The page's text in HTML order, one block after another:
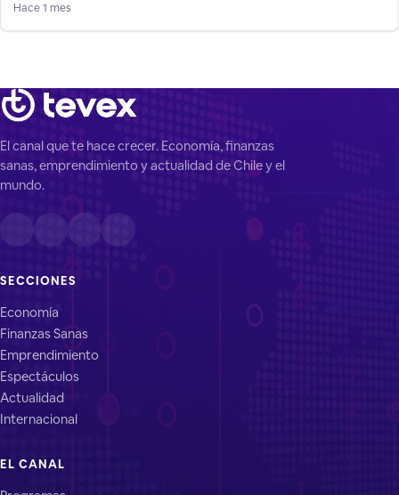
Hace 1 mes
El canal que te hace crecer. Economía, finanzas
sanas, emprendimiento y actualidad de Chile y el
mundo.
SECCIONES
Economía
Finanzas Sanas
Emprendimiento
Espectáculos
Actualidad
Internacional
EL CANAL